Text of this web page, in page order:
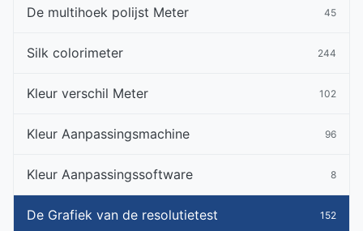
De multihoek polijst Meter 45
Silk colorimeter 244
Kleur verschil Meter 102
Kleur Aanpassingsmachine 96
Kleur Aanpassingssoftware 8
De Grafiek van de resolutietest 152